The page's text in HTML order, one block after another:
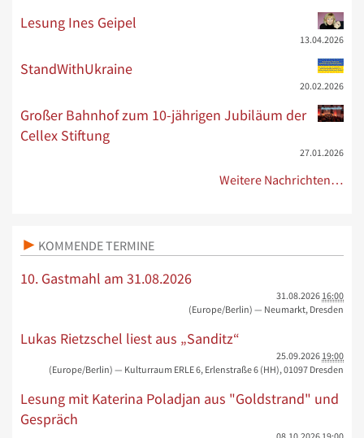
Lesung Ines Geipel
13.04.2026
StandWithUkraine
20.02.2026
Großer Bahnhof zum 10-jährigen Jubiläum der
Cellex Stiftung
27.01.2026
Weitere Nachrichten…
KOMMENDE TERMINE
10. Gastmahl am 31.08.2026
31.08.2026 16:00
(Europe/Berlin) — Neumarkt, Dresden
Lukas Rietzschel liest aus „Sanditz“
25.09.2026 19:00
(Europe/Berlin) — Kulturraum ERLE 6, Erlenstraße 6 (HH), 01097 Dresden
Lesung mit Katerina Poladjan aus "Goldstrand" und
Gespräch